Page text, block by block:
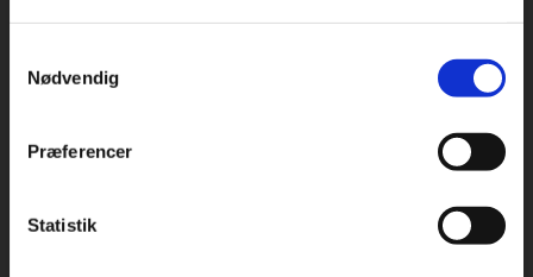
Nødvendig
Præferencer
Statistik
5000 Odense
Rødekro
Hærvejen 8